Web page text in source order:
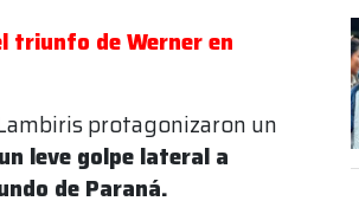
triunfo de Werner en
protagonizaron un
leve golpe lateral a
de Paraná.